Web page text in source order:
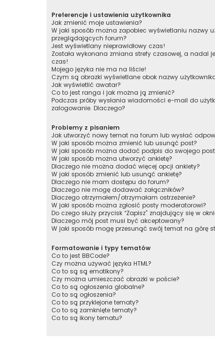
Preferencje i ustawienia użytkownika
Jak zmienić moje ustawienia?
W jaki sposób można zapobiec wyświetlaniu nazwy
przeglądających forum?
Jest wyświetlany nieprawidłowy czas!
Została wykonana zmiana strefy czasowej, a nadal
czas!
Mojego języka nie ma na liście!
Czym są obrazki wyświetlane obok nazwy
Jak wyświetlić awatar?
Co to jest ranga i jak można ją zmienić?
Podczas próby wysłania wiadomości e-mail do
zalogowanie. Dlaczego?
Problemy z pisaniem
Jak utworzyć nowy temat na forum lub wysłać
W jaki sposób można zmienić lub usunąć post?
W jaki sposób można dodać podpis do swojego
W jaki sposób można utworzyć ankietę?
Dlaczego nie można dodać więcej opcji ankiety?
W jaki sposób zmienić lub usunąć ankietę?
Dlaczego nie mam dostępu do forum?
Dlaczego nie mogę dodawać załączników?
Dlaczego otrzymałem/otrzymałam ostrzeżenie?
W jaki sposób można zgłosić posty moderatorowi?
Do czego służy przycisk “Zapisz” znajdujący się w
Dlaczego mój post musi być akceptowany?
W jaki sposób mogę przesunąć swój temat na górę
Formatowanie i typy tematów
Co to jest BBCode?
Czy można używać języka HTML?
Co to są są emotikony?
Czy można umieszczać obrazki w poście?
Co to są ogłoszenia globalne?
Co to są ogłoszenia?
Co to są przyklejone tematy?
Co to są zamknięte tematy?
Co to są ikony tematu?